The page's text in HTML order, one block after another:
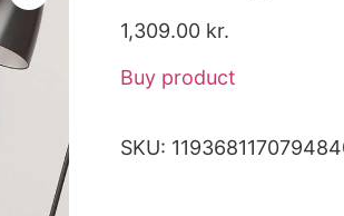
1,309.00 kr.
Buy product
SKU: